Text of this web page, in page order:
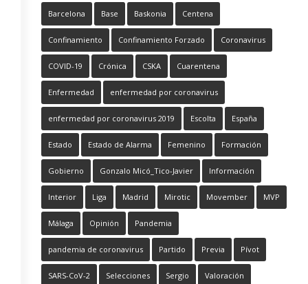
Barcelona Base Baskonia Centena
Confinamiento Confinamiento Forzado Coronavirus
COVID-19 Crónica CSKA Cuarentena
Enfermedad enfermedad por coronavirus
enfermedad por coronavirus 2019 Escolta España
Estado Estado de Alarma Femenino Formación
Gobierno Gonzalo Micó_Tico-Javier Información
Interior Liga Madrid Mirotic Movember MVP
Málaga Opinión Pandemia
pandemia de coronavirus Partido Previa Pívot
SARS-CoV-2 Selecciones Sergio Valoración